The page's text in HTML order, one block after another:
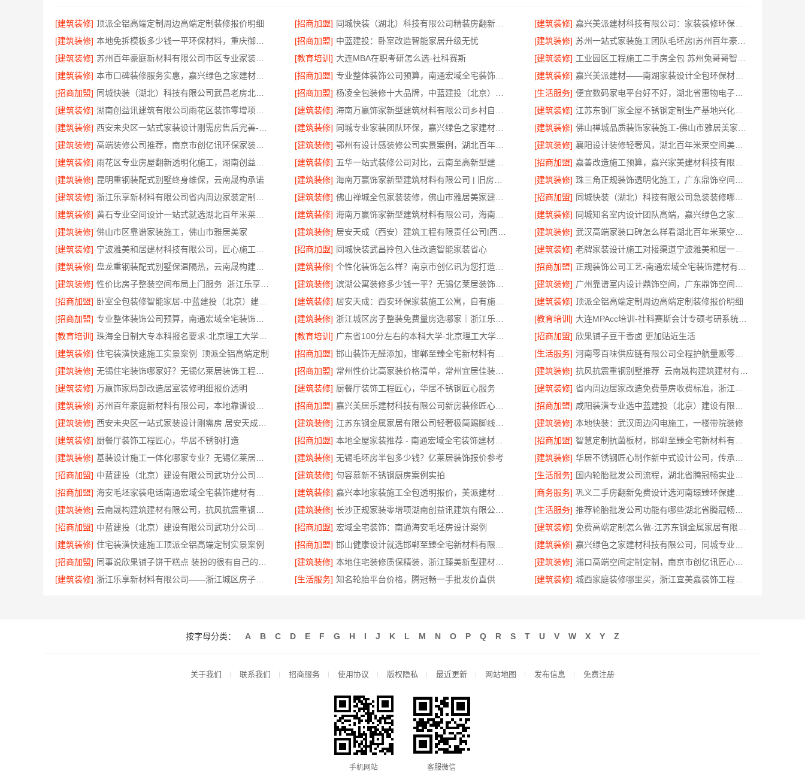
[建筑装修] 顶派全铝高端定制周边高端定制装修报价明细 [招商加盟] [建筑装修]
[建筑装修]
[招商加盟] 中蓝建投：卧室改造智能家居升级无忧 [建筑装修]
[建筑装修]
[教育培训] 大连MBA在职考研怎么选-社科赛斯 [建筑装修]
[建筑装修]
[招商加盟] [建筑装修]
[招商加盟]
[招商加盟] [生活服务]
[建筑装修]
[建筑装修] [建筑装修]
[建筑装修]
[建筑装修] [建筑装修]
[建筑装修]
[建筑装修] [建筑装修]
[建筑装修]
[建筑装修] [招商加盟]
[建筑装修] 昆明重钢装配式别墅终身维保，云南晟构承诺 [建筑装修] [建筑装修]
[建筑装修]
[建筑装修] [招商加盟]
[建筑装修]
[建筑装修] [建筑装修]
[建筑装修] 佛山市区靠谱家装施工，佛山市雅居美家 [建筑装修] [建筑装修]
[建筑装修]
[招商加盟] 同城快装武昌拎包入住改造智能家装省心 [建筑装修]
[建筑装修]
[建筑装修] [招商加盟]
[建筑装修]
[建筑装修] [建筑装修]
[招商加盟]
[建筑装修] [建筑装修] 顶派全铝高端定制周边高端定制装修报价明细
[招商加盟]
[建筑装修] [教育培训]
[教育培训]
[教育培训] [招商加盟] 欣果铺子豆干香卤 更加贴近生活
[建筑装修] 住宅装潢快速施工实景案例_顶派全铝高端定制 [招商加盟] [生活服务]
[建筑装修]
[招商加盟] [建筑装修]
[建筑装修] 万赢饰家局部改造居室装修明细报价透明 [建筑装修] 厨餐厅装饰工程匠心，华居不锈钢匠心服务 [建筑装修]
[建筑装修]
[招商加盟] [招商加盟]
[建筑装修]
[建筑装修] [建筑装修] 本地快装：武汉周边闪电施工，一楼带院装修
[建筑装修] 厨餐厅装饰工程匠心，华居不锈钢打造 [招商加盟] [招商加盟]
[建筑装修]
[建筑装修] 无锡毛坯房半包多少钱？亿莱居装饰报价参考 [建筑装修]
[招商加盟]
[建筑装修] 句容慕新不锈钢厨房案例实拍 [生活服务]
[招商加盟]
[建筑装修] [商务服务]
[建筑装修]
[建筑装修] [生活服务]
[招商加盟]
[招商加盟] 宏域全宅装饰：南通海安毛坯房设计案例 [建筑装修]
[建筑装修] 住宅装潢快速施工顶派全铝高端定制实景案例 [招商加盟] [建筑装修]
[招商加盟]
[建筑装修] [建筑装修]
[建筑装修]
[生活服务] 知名轮胎平台价格，腾冠畅一手批发价直供 [建筑装修]
按字母分类： A B C D E F G H I J K L M N O P Q R S T U V W X Y Z
关于我们 联系我们 招商服务 使用协议 版权隐私 最近更新 网站地图 发布信息 免费注册
手机网站 客服微信